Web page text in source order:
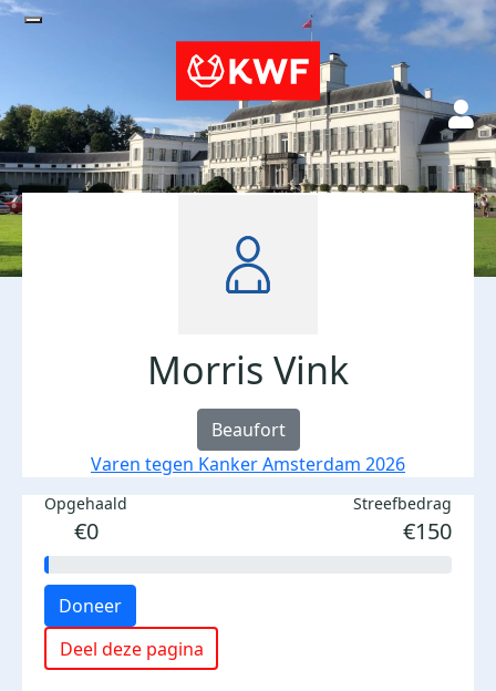
Morris Vink
Beaufort
Varen tegen Kanker Amsterdam 2026
Opgehaald
€0
Streefbedrag
€150
Doneer
Deel deze pagina